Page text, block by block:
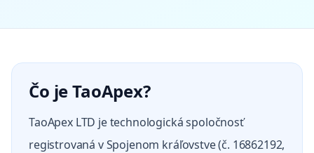
Čo je TaoApex?
TaoApex LTD je technologická spoločnosť
registrovaná v Spojenom kráľovstve (č. 16862192,